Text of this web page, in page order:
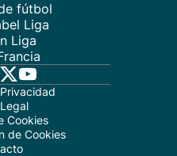
fútbol
Liga
Liga
Cookies
de Cookies